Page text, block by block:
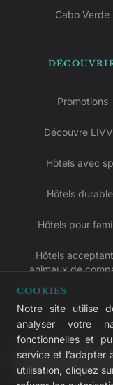
Cabo Verde
Promotions
Découvre
Hôtels avec
Hôtels
Hôtels pour
Hôtels
animaux de
Hôtels tout
LIVVO Plus
COOKIES
Notre site utilise
analyser votre
fonctionnelles et
service et l’adapter
utilisation, cliquez